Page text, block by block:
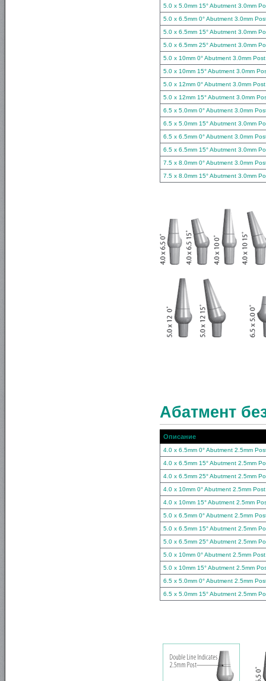
5.0 x 5.0mm 15° Abutment 3.0mm
5.0 x 6.5mm 0° Abutment 3.0mm
5.0 x 6.5mm 15° Abutment 3.0mm
5.0 x 6.5mm 25° Abutment 3.0mm
5.0 x 10mm 0° Abutment 3.0mm Post
5.0 x 10mm 15° Abutment 3.0mm
5.0 x 12mm 0° Abutment 3.0mm Post
5.0 x 12mm 15° Abutment 3.0mm
6.5 x 5.0mm 0° Abutment 3.0mm
6.5 x 5.0mm 15° Abutment 3.0mm
6.5 x 6.5mm 0° Abutment 3.0mm
6.5 x 6.5mm 15° Abutment 3.0mm
7.5 x 8.0mm 0° Abutment 3.0mm
7.5 x 8.0mm 15° Abutment 3.0mm
Абатмент
Описание
4.0 x 6.5mm 0° Abutment 2.5mm
4.0 x 6.5mm 15° Abutment 2.5mm
4.0 x 6.5mm 25° Abutment 2.5mm
4.0 x 10mm 0° Abutment 2.5mm Post
4.0 x 10mm 15° Abutment 2.5mm
5.0 x 6.5mm 0° Abutment 2.5mm
5.0 x 6.5mm 15° Abutment 2.5mm
5.0 x 6.5mm 25° Abutment 2.5mm
5.0 x 10mm 0° Abutment 2.5mm Post
5.0 x 10mm 15° Abutment 2.5mm
6.5 x 5.0mm 0° Abutment 2.5mm
6.5 x 5.0mm 15° Abutment 2.5mm